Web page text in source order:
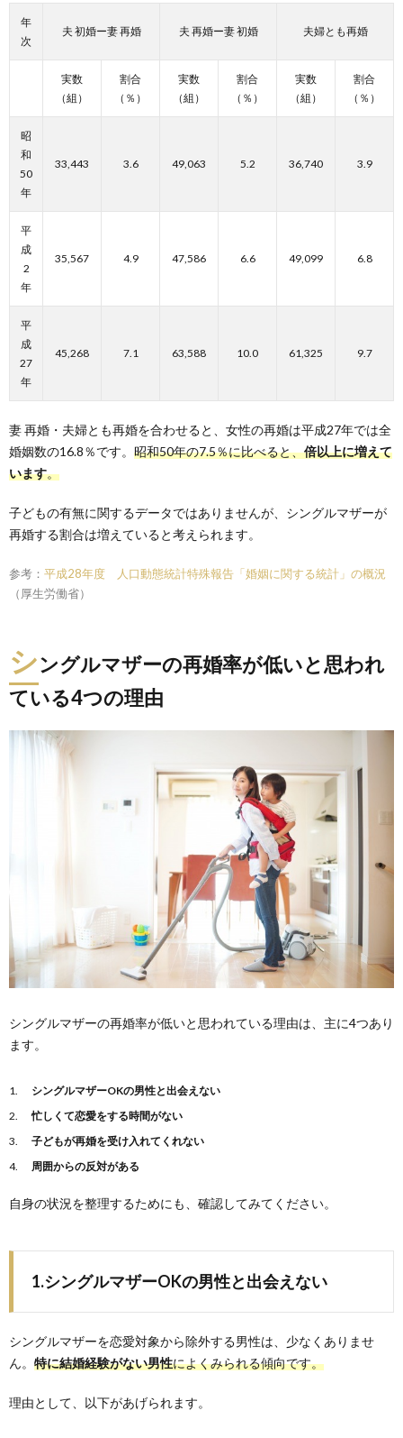
年
次
夫 初婚ー妻 再婚 夫 再婚ー妻 初婚 夫婦とも再婚
実数
（組）
割合
（％）
実数
（組）
割合
（％）
実数
（組）
割合
（％）
昭
和
50
年
33,443 3.6 49,063 5.2 36,740 3.9
平
成
2
年
35,567 4.9 47,586 6.6 49,099 6.8
平
成
27
年
45,268 7.1 63,588 10.0 61,325 9.7
妻 再婚・夫婦とも再婚を合わせると、女性の再婚は平成27年では全
婚姻数の16.8％です。 昭和50年の7.5％に比べると、倍以上に増えて
います。
子どもの有無に関するデータではありませんが、シングルマザーが
再婚する割合は増えていると考えられます。
参考： 平成28年度 人口動態統計特殊報告「婚姻に関する統計」の概況
（厚生労働省）
シングルマザーの再婚率が低いと思われ
ている4つの理由
シングルマザーの再婚率が低いと思われている理由は、主に4つあり
ます。
シングルマザーOKの男性と出会えない
忙しくて恋愛をする時間がない
子どもが再婚を受け入れてくれない
周囲からの反対がある
自身の状況を整理するためにも、確認してみてください。
1.シングルマザーOKの男性と出会えない
シングルマザーを恋愛対象から除外する男性は、少なくありませ
ん。 特に結婚経験がない男性によくみられる傾向です。
理由として、以下があげられます。